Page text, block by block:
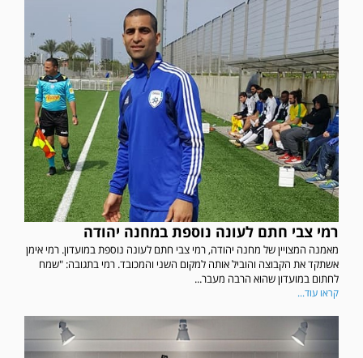
רמי צבי חתם לעונה נוספת במחנה יהודה
מאמנה המצויין של מחנה יהודה, רמי צבי חתם לעונה נוספת במועדון. רמי אימן
אשתקד את הקבוצה והוביל אותה למקום השני והמכובד. רמי בתגובה: "שמח
לחתום במועדון שהוא הרבה מעבר...
קראו עוד...